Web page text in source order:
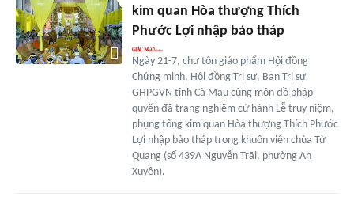
kim quan Hòa thượng Thích
Phước Lợi nhập bảo tháp
Ngày 21-7, chư tôn giáo phẩm Hội đồng
Chứng minh, Hội đồng Trị sự, Ban Trị sự
GHPGVN tỉnh Cà Mau cùng môn đồ pháp
quyến đã trang nghiêm cử hành Lễ truy niệm,
phụng tống kim quan Hòa thượng Thích Phước
Lợi nhập bảo tháp trong khuôn viên chùa Từ
Quang (số 439A Nguyễn Trãi, phường An
Xuyên).